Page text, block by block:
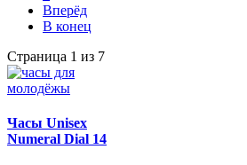
Вперёд
В конец
Страница 1 из 7
Часы Unisex
Numeral Dial 14